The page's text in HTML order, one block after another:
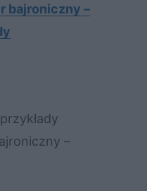
bajroniczny –
–